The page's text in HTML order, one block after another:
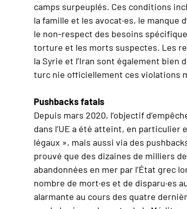
camps surpeuplés. Ces conditions
la famille et les avocat·es, le manque
le non-respect des besoins
torture et les morts suspectes. Les
la Syrie et l’Iran sont également bien
turc nie officiellement ces violations
Pushbacks fatals
Depuis mars 2020, l’objectif
dans l’UE a été atteint, en particulier
légaux », mais aussi via des
prouvé que des dizaines de milliers
abandonnées en mer par l’État grec
nombre de mort·es et de disparu·es
alarmante au cours des quatre